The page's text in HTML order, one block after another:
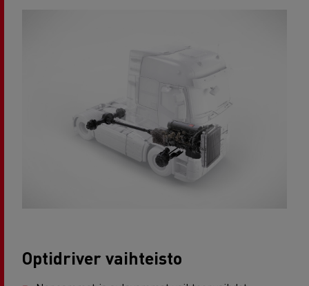
Optidriver vaihteisto